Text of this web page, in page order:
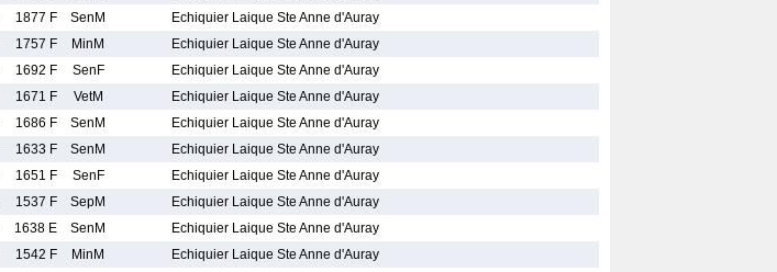
1877 F SenM
Echiquier Laique Ste Anne d'Auray
1757 F MinM
Echiquier Laique Ste Anne d'Auray
1692 F SenF
Echiquier Laique Ste Anne d'Auray
1671 F VetM
Echiquier Laique Ste Anne d'Auray
1686 F SenM
Echiquier Laique Ste Anne d'Auray
1633 F SenM
Echiquier Laique Ste Anne d'Auray
1651 F SenF
Echiquier Laique Ste Anne d'Auray
1537 F SepM
Echiquier Laique Ste Anne d'Auray
1638 E SenM
Echiquier Laique Ste Anne d'Auray
1542 F MinM
Echiquier Laique Ste Anne d'Auray